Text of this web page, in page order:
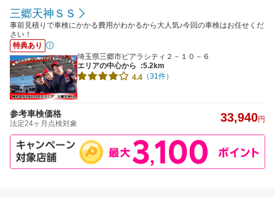
三郷天神ＳＳ
事前見積りで車検にかかる費用がわかるから大人気♪今回の車検はお任せくだ
さい！
特典あり
埼玉県三郷市ピアラシティ２－１０－６
エリアの中心から
:5.2km
4.4 （31件）
参考車検価格
法定24ヶ月点検対象 33,940円